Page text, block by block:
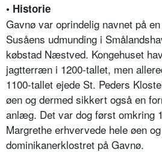
• Historie
Gavnø var oprindelig navnet på
Susåens udmunding i
købstad Næstved. Kongehuset
jagtterræn i 1200-tallet, men
1100-tallet ejede St. Peders
øen og dermed sikkert også en
anlæg. Det var dog først omkring
Margrethe erhvervede hele øen
dominikanerklostret på Gavnø.